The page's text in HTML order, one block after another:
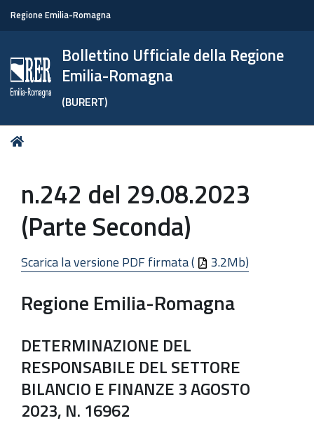
Regione Emilia-Romagna
Bollettino Ufficiale della Regione
Emilia-Romagna
(BURERT)
Tu
n.242 del 29.08.2023
(Parte Seconda)
Scarica la versione PDF firmata ( 3.2Mb)
Regione Emilia-Romagna
DETERMINAZIONE DEL
RESPONSABILE DEL SETTORE
BILANCIO E FINANZE 3 AGOSTO
2023, N. 16962